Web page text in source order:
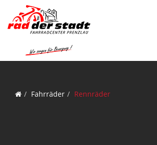
Fahrräder Rennräder